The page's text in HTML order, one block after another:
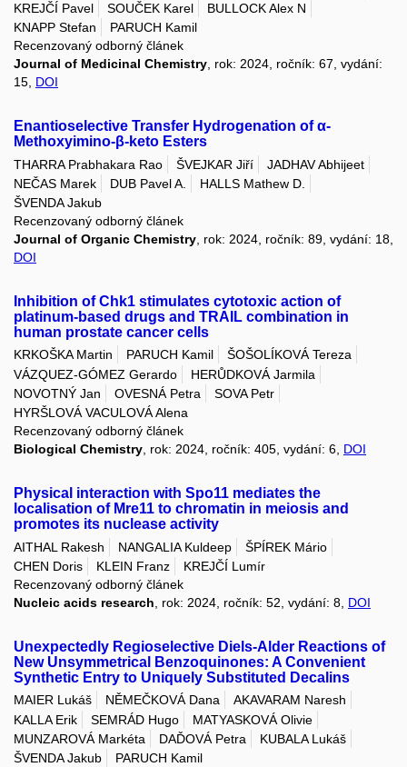
KREJČÍ Pavel
SOUČEK Karel
BULLOCK Alex N
KNAPP Stefan
PARUCH Kamil
Recenzovaný odborný článek
Journal of Medicinal Chemistry, rok: 2024, ročník: 67, vydání:
15, DOI
Enantioselective Transfer Hydrogenation of α-
Methoxyimino-β-keto Esters
THARRA Prabhakara Rao ŠVEJKAR Jiří
JADHAV Abhijeet
NEČAS Marek
DUB Pavel A.
HALLS Mathew D.
ŠVENDA Jakub
Recenzovaný odborný článek
Journal of Organic Chemistry , rok: 2024, ročník: 89, vydání: 18,
DOI
Inhibition of Chk1 stimulates cytotoxic action of
platinum-based drugs and TRAIL combination in
human prostate cancer cells
KRKOŠKA Martin PARUCH Kamil
ŠOŠOLÍKOVÁ Tereza
VÁZQUEZ-GÓMEZ Gerardo
HERŮDKOVÁ Jarmila
NOVOTNÝ Jan
OVESNÁ Petra
SOVA Petr
HYRŠLOVÁ VACULOVÁ Alena
Recenzovaný odborný článek
Biological Chemistry, rok: 2024, ročník: 405, vydání: 6, DOI
Physical interaction with Spo11 mediates the
localisation of Mre11 to chromatin in meiosis and
promotes its nuclease activity
AITHAL Rakesh NANGALIA Kuldeep
ŠPÍREK Mário
CHEN Doris
KLEIN Franz
KREJČÍ Lumír
Recenzovaný odborný článek
Nucleic acids research , rok: 2024, ročník: 52, vydání: 8, DOI
Unexpectedly Regioselective Diels-Alder Reactions of
New Unsymmetrical Benzoquinones: A Convenient
Synthetic Entry to Uniquely Substituted Decalins
MAIER Lukáš NĚMEČKOVÁ Dana
AKAVARAM Naresh
KALLA Erik
SEMRÁD Hugo
MATYASKOVÁ Olivie
MUNZAROVÁ Markéta
DAĎOVÁ Petra
KUBALA Lukáš
ŠVENDA Jakub
PARUCH Kamil